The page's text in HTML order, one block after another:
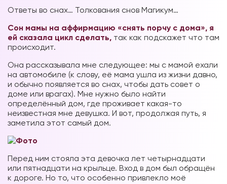
Ответы во снах… Толкования снов Магикум…
Сон мамы на аффирмацию «снять порчу с дома», я
ей сказала цикл сделать, так как подскажет что там
происходит.
Она рассказывала мне следующее: мы с мамой ехали
на автомобиле (к слову, её мама ушла из жизни давно,
и обычно появляется во снах, чтобы дать совет о
доме или врагах). Мне нужно было найти
определённый дом, где проживает какая-то
неизвестная мне девушка. И вот, продолжая путь, я
заметила этот самый дом.
Перед ним стояла эта девочка лет четырнадцати
или пятнадцати на крыльце. Вход в дом был обращён
к дороге. Но то, что особенно привлекло моё